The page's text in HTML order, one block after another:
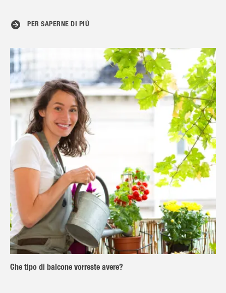
PER SAPERNE DI PIÙ
Che tipo di balcone vorreste avere?